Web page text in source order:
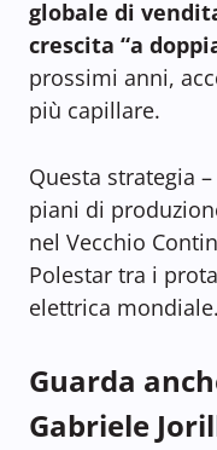
globale di
crescita “a
prossimi anni,
più capillare.
Questa strategia
piani di
nel Vecchio
Polestar tra i
elettrica mondiale.
Guarda
Gabriele